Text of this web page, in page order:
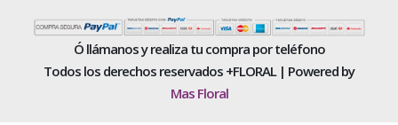
Ó llámanos y realiza tu compra por teléfono
Todos los derechos reservados +FLORAL | Powered by
Mas Floral